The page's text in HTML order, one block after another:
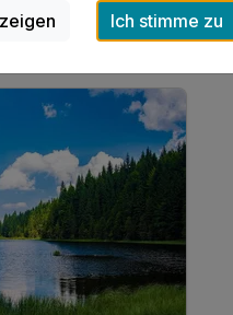
vom Buffet
an der Rezeption
Hotel
einem Stück
Land**
Saunabereichs
Ich stimme zu